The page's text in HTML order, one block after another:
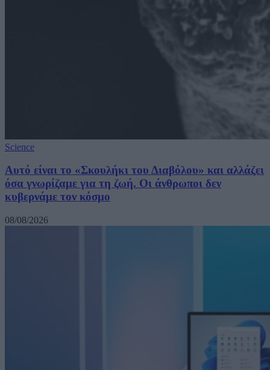
Science
Αυτό είναι το «Σκουλήκι του Διαβόλου» και αλλάζει
όσα γνωρίζαμε για τη ζωή. Οι άνθρωποι δεν
κυβερνάμε τον κόσμο
08/08/2026